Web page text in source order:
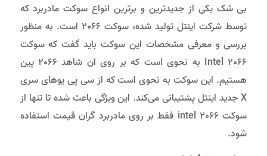
بی شک یکی از جدیدترین و برترین انواع سوکت مادربرد که
توسط شرکت اینتل تولید شده، سوکت 2066 است. به منظور
بررسی و معرفی مشخصات این سوکت باید گفت که سوکت
Intel 2066 به نحوی است که بر روی آن شاهد 2066 پین
هستیم. این سوکت به نحوی است که از سی پی یو‌های سری
X جدید اینتل پشتیبانی می‌کند. این ویژگی باعث شده تا تنها از
سوکت intel 2066 فقط بر روی مادربرد گران قیمت استفاده
شود.